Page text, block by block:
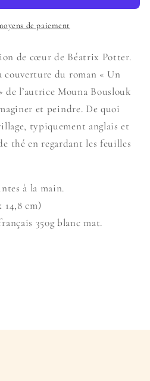
de paiement
de cœur de Béatrix Potter.
du roman « Un
de l’autrice Mouna Bouslouk
et peindre. De quoi
typiquement anglais et
thé en regardant les feuilles
à la main.
14,8 cm)
350g blanc mat.
compte pour ajouter
de souhaits et afficher
enregistrés.